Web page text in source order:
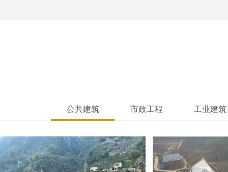
公共建筑 市政工程 工业建筑